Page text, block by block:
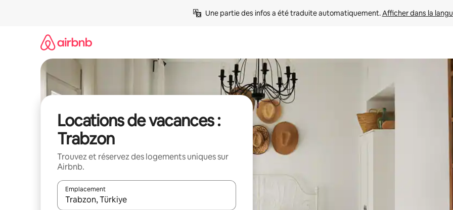
Une partie des infos a été traduite automatiquement. Afficher dans la
Locations de vacances :
Trabzon
Trouvez et réservez des logements uniques sur
Airbnb.
Emplacement
Quand les résultats sont affichés, parcourez-les en utilisant les flèches vers le haut et vers le bas, ou en appuyant